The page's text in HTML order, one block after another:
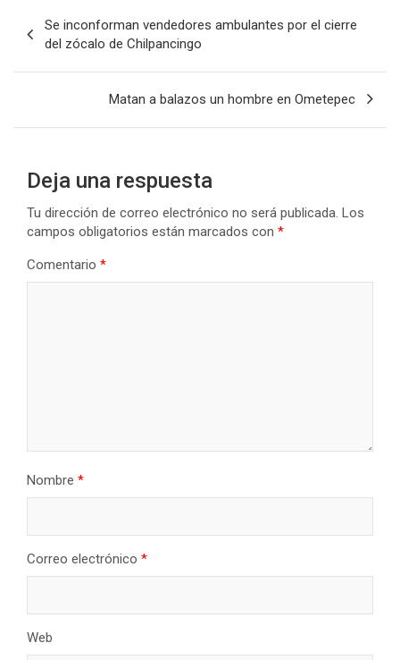
de
entradas
Se inconforman vendedores ambulantes por el cierre
del zócalo de Chilpancingo
Matan a balazos un hombre en Ometepec
Deja una respuesta
Tu dirección de correo electrónico no será publicada. Los
campos obligatorios están marcados con *
Comentario *
Nombre *
Correo electrónico *
Web